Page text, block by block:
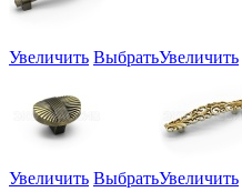
Увеличить ВыбратьУвеличить
Увеличить ВыбратьУвеличить